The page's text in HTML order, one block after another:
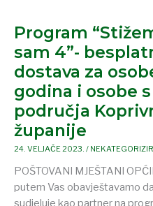
Program
sam 4”-
dostava za
godina i osobe
područja
županije
24. VELJAČE 2023. /
POŠTOVANI MJEŠTANI
putem Vas obavještavamo
sudjeluje kao partner na
po
tebe,
nisi
sam
4”-
besplatni
prijevoz
i
za
osobe